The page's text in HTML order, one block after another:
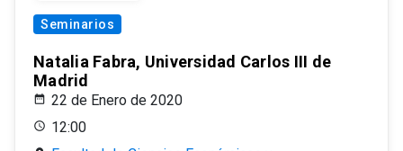
Seminarios
Natalia Fabra, Universidad Carlos III de
Madrid
22 de Enero de 2020
12:00